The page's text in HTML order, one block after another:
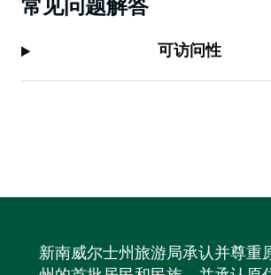
常见问题解答
可访问性
新南威尔士州旅游局承认并尊重